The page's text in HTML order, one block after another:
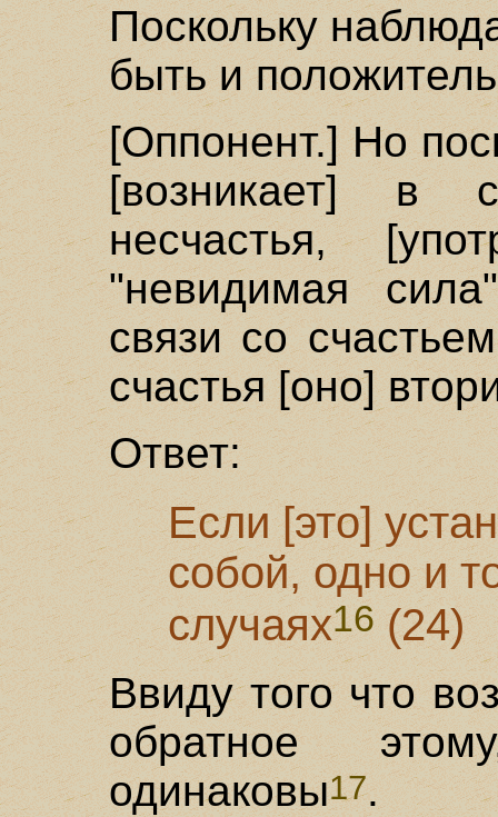
Поскольку
быть и
[Оппонент.] Но
[возникает] в
несчастья,
"невидимая
связи со
счастья [оно]
Ответ:
Если [это]
собой, одно и
случаях16(24)
Ввиду того что
обратное
одинаковы17.